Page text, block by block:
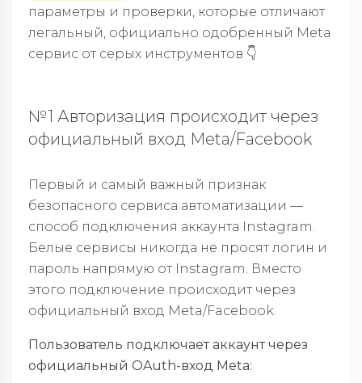
параметры и проверки, которые отличают
легальный, официально одобренный Meta
сервис от серых инструментов 👇
№1 Авторизация происходит через
официальный вход Meta/Facebook
Первый и самый важный признак
безопасного сервиса автоматизации —
способ подключения аккаунта Instagram.
Белые сервисы никогда не просят логин и
пароль напрямую от Instagram. Вместо
этого подключение происходит через
официальный вход Meta/Facebook.
Пользователь подключает аккаунт через
официальный OAuth-вход Meta: